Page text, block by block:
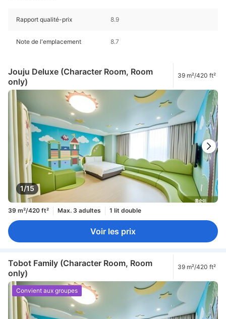
Rapport qualité-prix 8.9
Note de l'emplacement 8.7
Jouju Deluxe (Character Room, Room
only)
39 m²/420 ft²
1/15
39 m²/420 ft² Max. 3 adultes 1 lit double
Voir les prix
Tobot Family (Character Room, Room
only)
39 m²/420 ft²
Convient aux groupes